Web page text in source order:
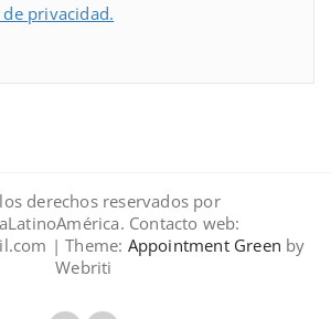
privacidad.
derechos reservados por
Contacto web:
| Theme: Appointment Green by
Webriti